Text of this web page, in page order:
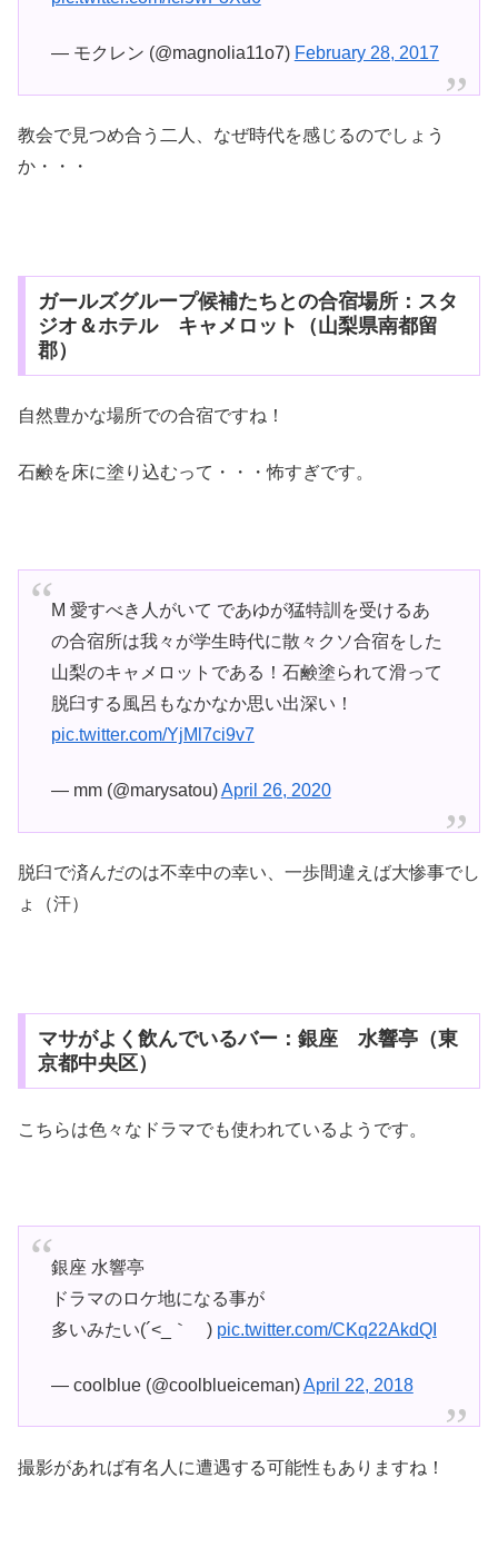
— モクレン (@magnolia11o7) February 28, 2017
教会で見つめ合う二人、なぜ時代を感じるのでしょう
か・・・
ガールズグループ候補たちとの合宿場所：スタ
ジオ＆ホテル キャメロット（山梨県南都留
郡）
自然豊かな場所での合宿ですね！
石鹸を床に塗り込むって・・・怖すぎです。
M 愛すべき人がいて であゆが猛特訓を受けるあ
の合宿所は我々が学生時代に散々クソ合宿をした
山梨のキャメロットである！石鹸塗られて滑って
脱臼する風呂もなかなか思い出深い！
pic.twitter.com/YjMl7ci9v7
— mm (@marysatou)April 26, 2020
脱臼で済んだのは不幸中の幸い、一歩間違えば大惨事でし
ょ（汗）
マサがよく飲んでいるバー：銀座 水響亭（東
京都中央区）
こちらは色々なドラマでも使われているようです。
銀座 水響亭
ドラマのロケ地になる事が
多いみたい(´<_｀ ) pic.twitter.com/CKq22AkdQI
— coolblue (@coolblueiceman)April 22, 2018
撮影があれば有名人に遭遇する可能性もありますね！